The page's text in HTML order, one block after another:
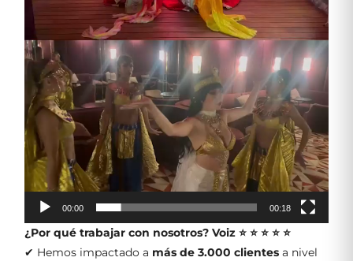
00:00 00:18
¿Por qué trabajar con nosotros? Voiz ⭐ ⭐ ⭐ ⭐ ⭐
✔ Hemos impactado a más de 3.000 clientes a nivel